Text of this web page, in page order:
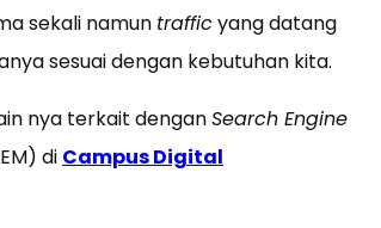
sekali namun trafficyang datang
sesuai dengan kebutuhan kita.
nya terkait denganSearch Engine
di Campus Digital